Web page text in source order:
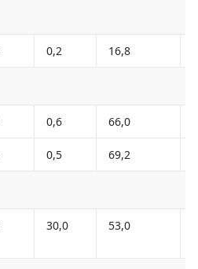
0,2 16,8
0,6 66,0
0,5 69,2
30,0 53,0